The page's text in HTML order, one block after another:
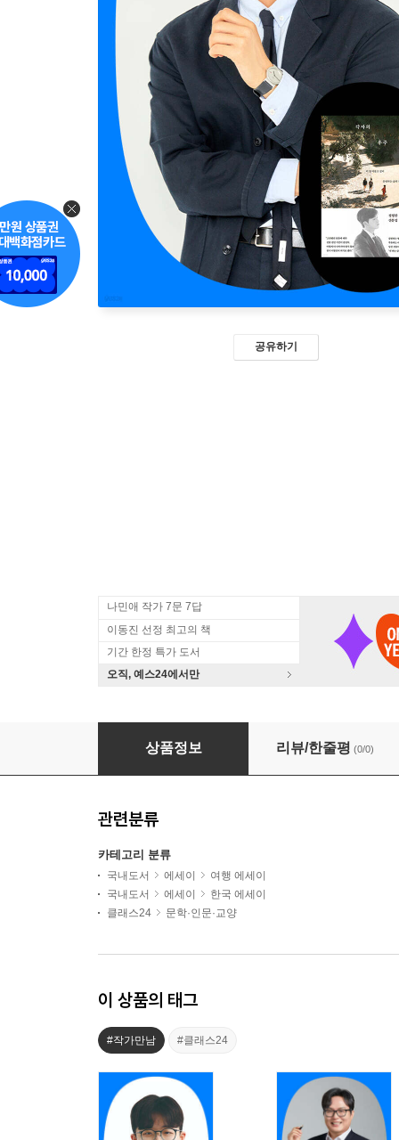
공유하기
나민애 작가 7문 7답
이동진 선정 최고의 책
기간 한정 특가 도서
오직, 예스24에서만
『각자의 우주』 정영한 저자 북토크
상품정보 리뷰/한줄평 (0/0)
관련분류
카테고리 분류
국내도서 에세이
여행 에세이
국내도서
에세이
한국 에세이
클래스24
문학·인문·교양
이 상품의 태그
#작가만남 #클래스24